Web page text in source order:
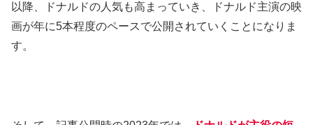
以降、ドナルドの人気も高まっていき、ドナルド主演の映
画が年に5本程度のペースで公開されていくことになりま
す。